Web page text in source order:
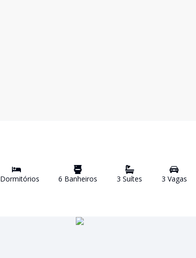
Dormitórios 6 Banheiros 3 Suítes 3 Vagas